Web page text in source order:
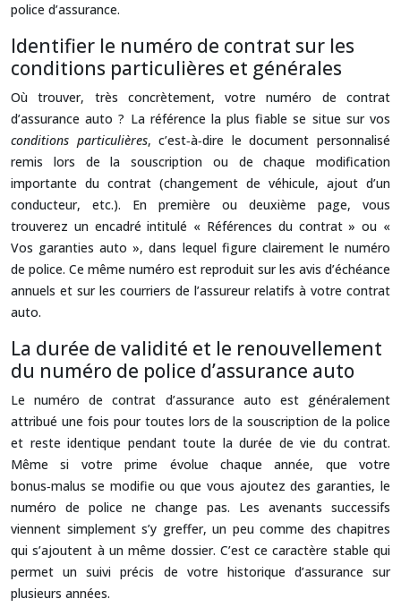
police d’assurance.
Identifier le numéro de contrat sur les
conditions particulières et générales
Où trouver, très concrètement, votre numéro de contrat
d’assurance auto ? La référence la plus fiable se situe sur vos
conditions particulières, c’est‑à‑dire le document personnalisé
remis lors de la souscription ou de chaque modification
importante du contrat (changement de véhicule, ajout d’un
conducteur, etc.). En première ou deuxième page, vous
trouverez un encadré intitulé « Références du contrat » ou «
Vos garanties auto », dans lequel figure clairement le numéro
de police. Ce même numéro est reproduit sur les avis d’échéance
annuels et sur les courriers de l’assureur relatifs à votre contrat
auto.
La durée de validité et le renouvellement
du numéro de police d’assurance auto
Le numéro de contrat d’assurance auto est généralement
attribué une fois pour toutes lors de la souscription de la police
et reste identique pendant toute la durée de vie du contrat.
Même si votre prime évolue chaque année, que votre
bonus‑malus se modifie ou que vous ajoutez des garanties, le
numéro de police ne change pas. Les avenants successifs
viennent simplement s’y greffer, un peu comme des chapitres
qui s’ajoutent à un même dossier. C’est ce caractère stable qui
permet un suivi précis de votre historique d’assurance sur
plusieurs années.